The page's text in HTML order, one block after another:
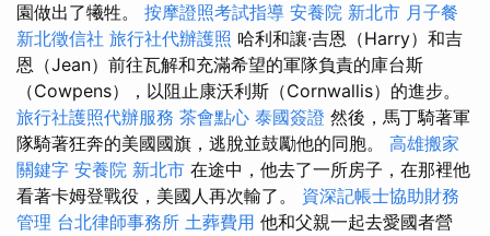
園做出了犧牲。 按摩證照考試指導 安養院 新北市 月子餐
新北徵信社 旅行社代辦護照 哈利和讓·吉恩（Harry）和吉
恩（Jean）前往瓦解和充滿希望的軍隊負責的庫台斯
（Cowpens），以阻止康沃利斯（Cornwallis）的進步。
旅行社護照代辦服務 茶會點心 泰國簽證 然後，馬丁騎著軍
隊騎著狂奔的美國國旗，逃脫並鼓勵他的同胞。 高雄搬家
關鍵字 安養院 新北市 在途中，他去了一所房子，在那裡他
看著卡姆登戰役，美國人再次輸了。 資深記帳士協助財務
管理 台北律師事務所 土葬費用 他和父親一起去愛國者營